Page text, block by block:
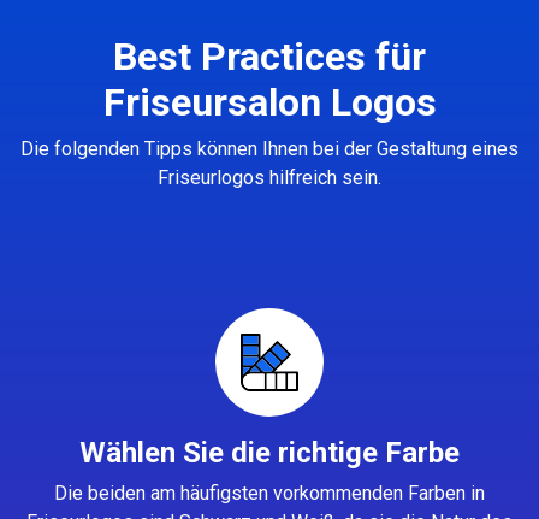
Best Practices für
Friseursalon Logos
Die folgenden Tipps können Ihnen bei der Gestaltung eines
Friseurlogos hilfreich sein.
Wählen Sie die richtige Farbe
Die beiden am häufigsten vorkommenden Farben in